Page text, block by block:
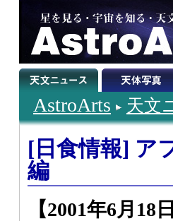
AstroArts 天文
[日食情報] ア
編
【2001年6月